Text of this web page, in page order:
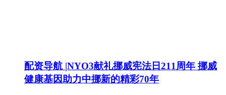
配资导航 |NYO3献礼挪威宪法日211周年 挪威
健康基因助力中挪新的精彩70年